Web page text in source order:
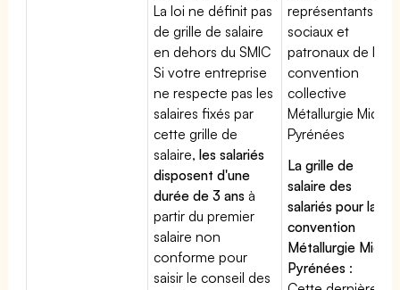
La loi ne définit pas
de grille de salaire
en dehors du SMIC
Si votre entreprise
ne respecte pas les
salaires fixés par
cette grille de
salaire,les salariés
disposent d'une
durée de 3 ans à
partir du premier
salaire non
conforme pour
saisir le conseil des
représentants
sociaux et
patronaux de la
convention
collective
Métallurgie Midi
Pyrénées
La grille de
salaire des
salariés pour la
convention
Métallurgie Midi
Pyrénées :